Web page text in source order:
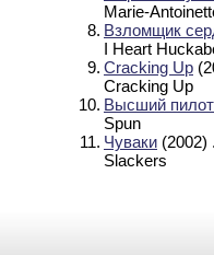
Marie-
8. Взломщик
I Heart
9. Cracking Up
Cracking Up
10. Высший
Spun
11. Чуваки (2002)
Slackers